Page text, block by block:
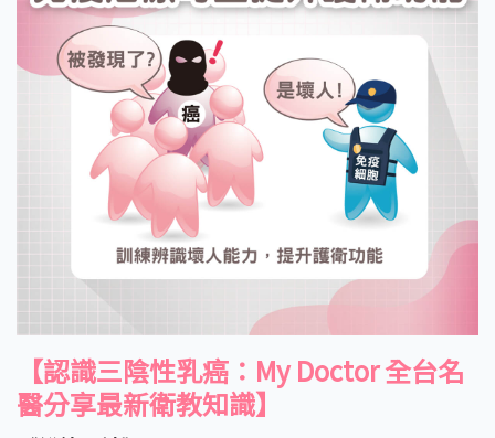
【認識三陰性乳癌：My Doctor 全台名
醫分享最新衛教知識】